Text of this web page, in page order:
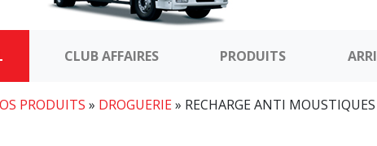
CLUB AFFAIRES PRODUITS
PRODUITS » DROGUERIE» RECHARGE ANTI MOUSTIQUES